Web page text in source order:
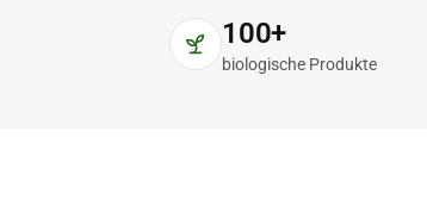
100+
biologische Produkte